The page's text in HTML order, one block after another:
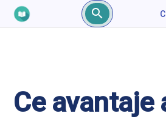
Ce avantaje